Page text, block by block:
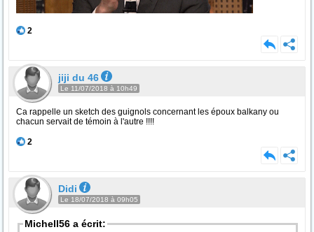
2
jiji du 46
Le 11/07/2018 à 10h49
Ca rappelle un sketch des guignols concernant les époux balkany ou
chacun servait de témoin à l'autre !!!!
2
Didi
Le 18/07/2018 à 09h05
Michell56 a écrit: